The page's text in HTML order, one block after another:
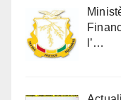
l’…